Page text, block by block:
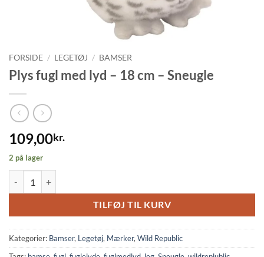
FORSIDE / LEGETØJ / BAMSER
Plys fugl med lyd – 18 cm – Sneugle
109,00kr.
2 på lager
TILFØJ TIL KURV
Kategorier: Bamser, Legetøj, Mærker, Wild Republic